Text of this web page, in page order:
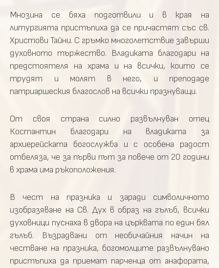
Мнозина се бяха подготвили и в края на
литургията пристъпиха да се причастят със св.
Христови Тайни. С гръмко многолетствие завърши
духовното тържество. Владиката благодари на
предстоятеля на храма и на всички, които се
трудят и молят в него, и преподаде
патриаршеския благослов на всички празнуващи.
От своя страна силно развълнуван отец
Костантин благодари на владиката за
архиерейската богослужба и с особена радост
отбеляза, че за първи път за повече от 20 години
в храма има ръкоположения.
В чест на празника и заради символичното
изобразяване на Св. Дух в образ на гълъб, всички
духовници пуснаха в двора на църквата по един бял
гълъб. Възрадвани от необичайния начин на
честване на празника, богомолците развълнувано
пристъпиха да приемат парченца от анафората,